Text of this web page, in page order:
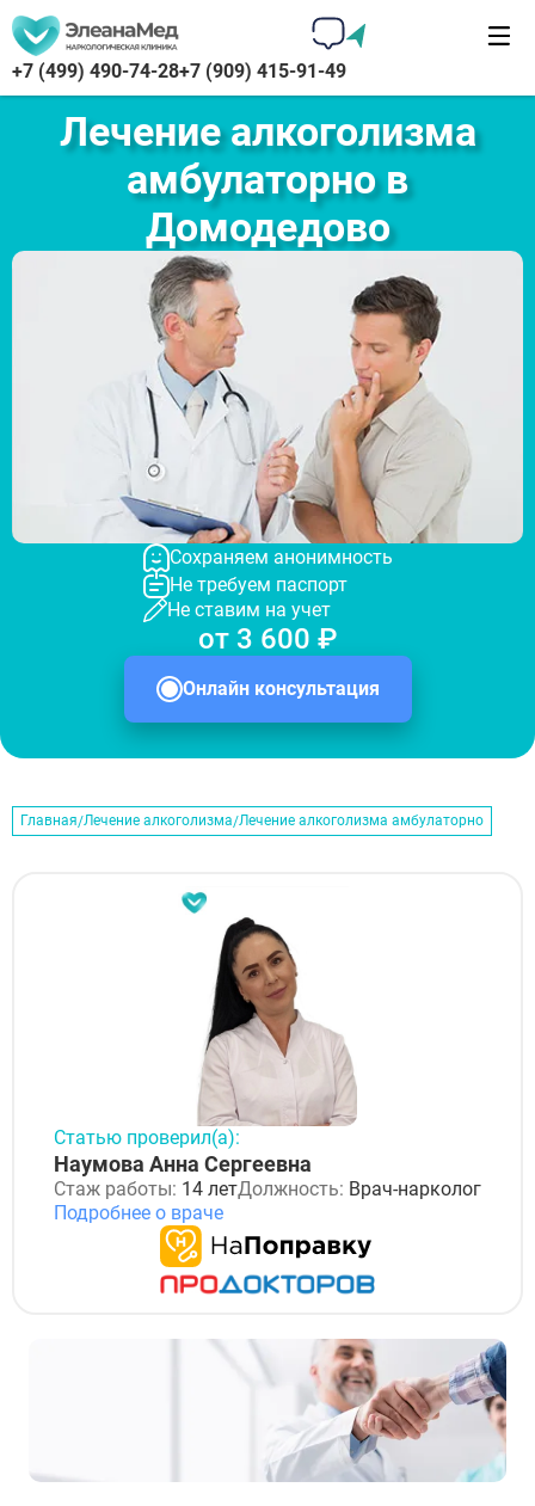
+7 (499) 490-74-28+7 (909) 415-91-49
Лечение алкоголизма
амбулаторно в
Домодедово
Сохраняем анонимность
Не требуем паспорт
Не ставим на учет
Онлайн консультация
от 3 600 ₽
Главная Лечение алкоголизма Лечение алкоголизма амбулаторно
Статью проверил(а):
Наумова Анна Сергеевна
Стаж работы: 14 летДолжность: Врач-нарколог
Подробнее о враче